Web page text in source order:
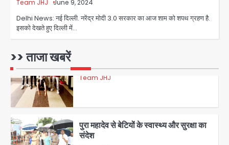
Team JHJ June 9, 2024
Delhi News: नई दिल्ली. नरेंद्र मोदी 3.0 सरकार का आज शाम को शपथ ग्रहण है.
इसको देखते हुए दिल्ली में…
>> ताजा खबरें
5
Team JHJ
पुरा महादेव से बेटियों के स्वास्थ्य और सुरक्षा का
संदेश